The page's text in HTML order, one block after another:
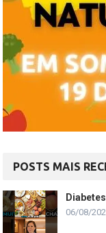
POSTS MAIS
06/08/